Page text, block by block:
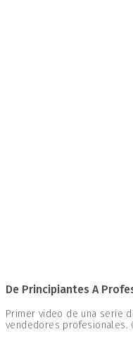
De Principiantes A
Primer video de una serie
vendedores profesionales.